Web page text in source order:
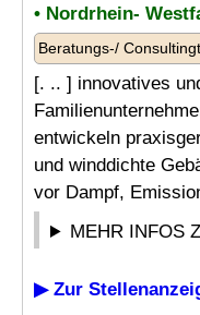
• Nordrhein-
Beratungs-/
[. .. ] innovatives
entwickeln
und winddichte
vor Dampf,
MEHR INFOS
▶ Zur